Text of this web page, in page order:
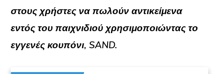
στους χρήστες να πωλούν αντικείμενα
εντός του παιχνιδιού χρησιμοποιώντας το
εγγενές κουπόνι, SAND.